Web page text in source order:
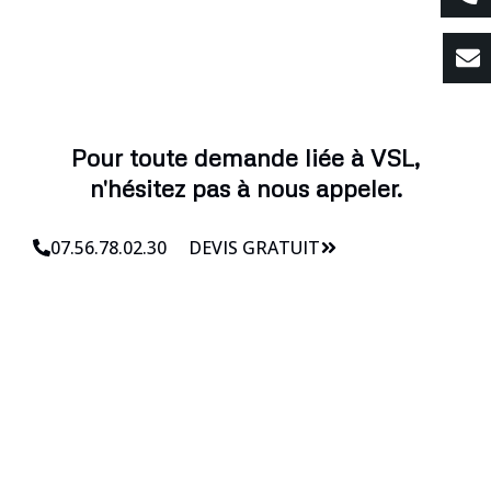
Pour toute demande liée à VSL,
n'hésitez pas à nous appeler.
07.56.78.02.30 DEVIS GRATUIT